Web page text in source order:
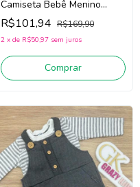
Camiseta Bebê Menino
Divertto 16198 (Azul
Jeans/Off White/Marinho)
R$101,94 R$169,90
2 x de R$50,97 sem juros
Comprar